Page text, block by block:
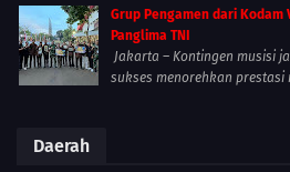
Grup Pengamen dari Kodam
Panglima TNI
Jakarta – Kontingen musisi
sukses menorehkan prestasi
Daerah